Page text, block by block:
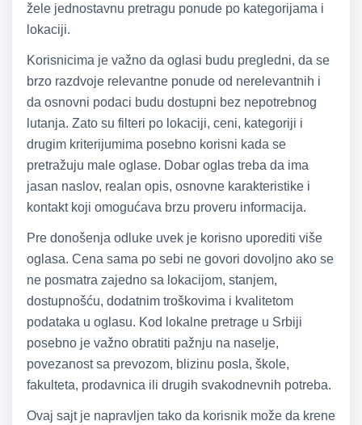
žele jednostavnu pretragu ponude po kategorijama i
lokaciji.
Korisnicima je važno da oglasi budu pregledni, da se
brzo razdvoje relevantne ponude od nerelevantnih i
da osnovni podaci budu dostupni bez nepotrebnog
lutanja. Zato su filteri po lokaciji, ceni, kategoriji i
drugim kriterijumima posebno korisni kada se
pretražuju male oglase. Dobar oglas treba da ima
jasan naslov, realan opis, osnovne karakteristike i
kontakt koji omogućava brzu proveru informacija.
Pre donošenja odluke uvek je korisno uporediti više
oglasa. Cena sama po sebi ne govori dovoljno ako se
ne posmatra zajedno sa lokacijom, stanjem,
dostupnošću, dodatnim troškovima i kvalitetom
podataka u oglasu. Kod lokalne pretrage u Srbiji
posebno je važno obratiti pažnju na naselje,
povezanost sa prevozom, blizinu posla, škole,
fakulteta, prodavnica ili drugih svakodnevnih potreba.
Ovaj sajt je napravljen tako da korisnik može da krene